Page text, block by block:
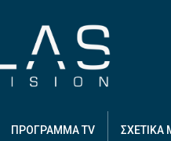
ΠΡΟΓΡΑΜΜΑ TV ΣΧΕΤΙΚΑ